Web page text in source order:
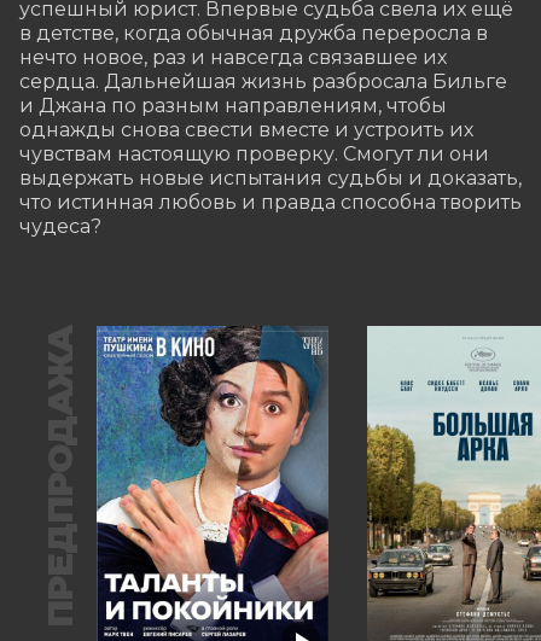
успешный юрист. Впервые судьба свела их ещё
в детстве, когда обычная дружба переросла в
нечто новое, раз и навсегда связавшее их
сердца. Дальнейшая жизнь разбросала Бильге
и Джана по разным направлениям, чтобы
однажды снова свести вместе и устроить их
чувствам настоящую проверку. Смогут ли они
выдержать новые испытания судьбы и доказать,
что истинная любовь и правда способна творить
чудеса?
ПРЕДПРОДАЖА